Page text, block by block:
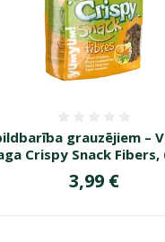
grauzējiem –
Crispy Snack Fibers,
Cena
3,99 €